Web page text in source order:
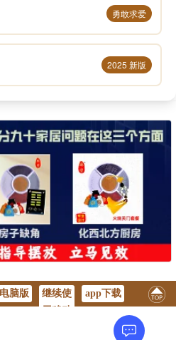
勇敢求爱
2025 新版
电脑版
继续使
app下载